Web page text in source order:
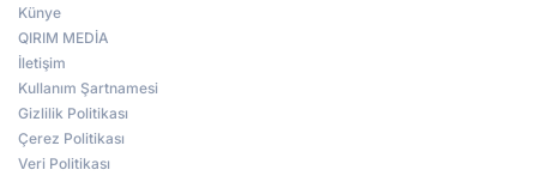
Künye
QIRIM MEDİA
İletişim
Kullanım Şartnamesi
Gizlilik Politikası
Çerez Politikası
Veri Politikası